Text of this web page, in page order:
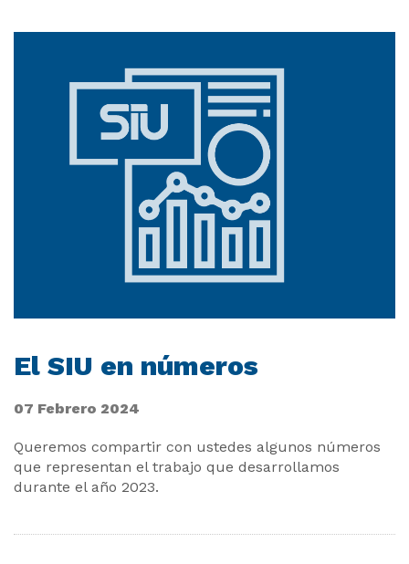
El SIU en números
07 Febrero 2024
Queremos compartir con ustedes algunos números
que representan el trabajo que desarrollamos
durante el año 2023.